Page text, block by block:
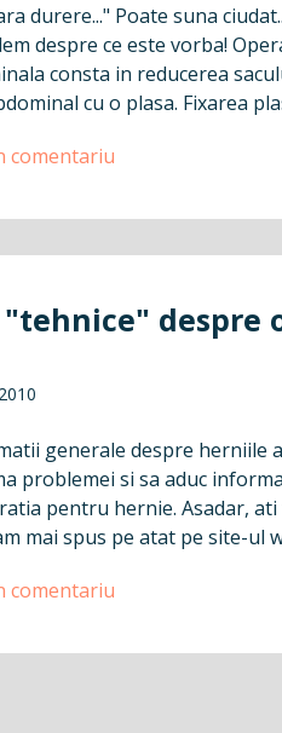
durere..." Poate suna
despre ce este vorba!
consta in reducerea
cu o plasa. Fixarea
comentariu
despre
generale despre herniile
problemei si sa aduc
pentru hernie. Asadar,
mai spus pe atat pe site-ul
comentariu